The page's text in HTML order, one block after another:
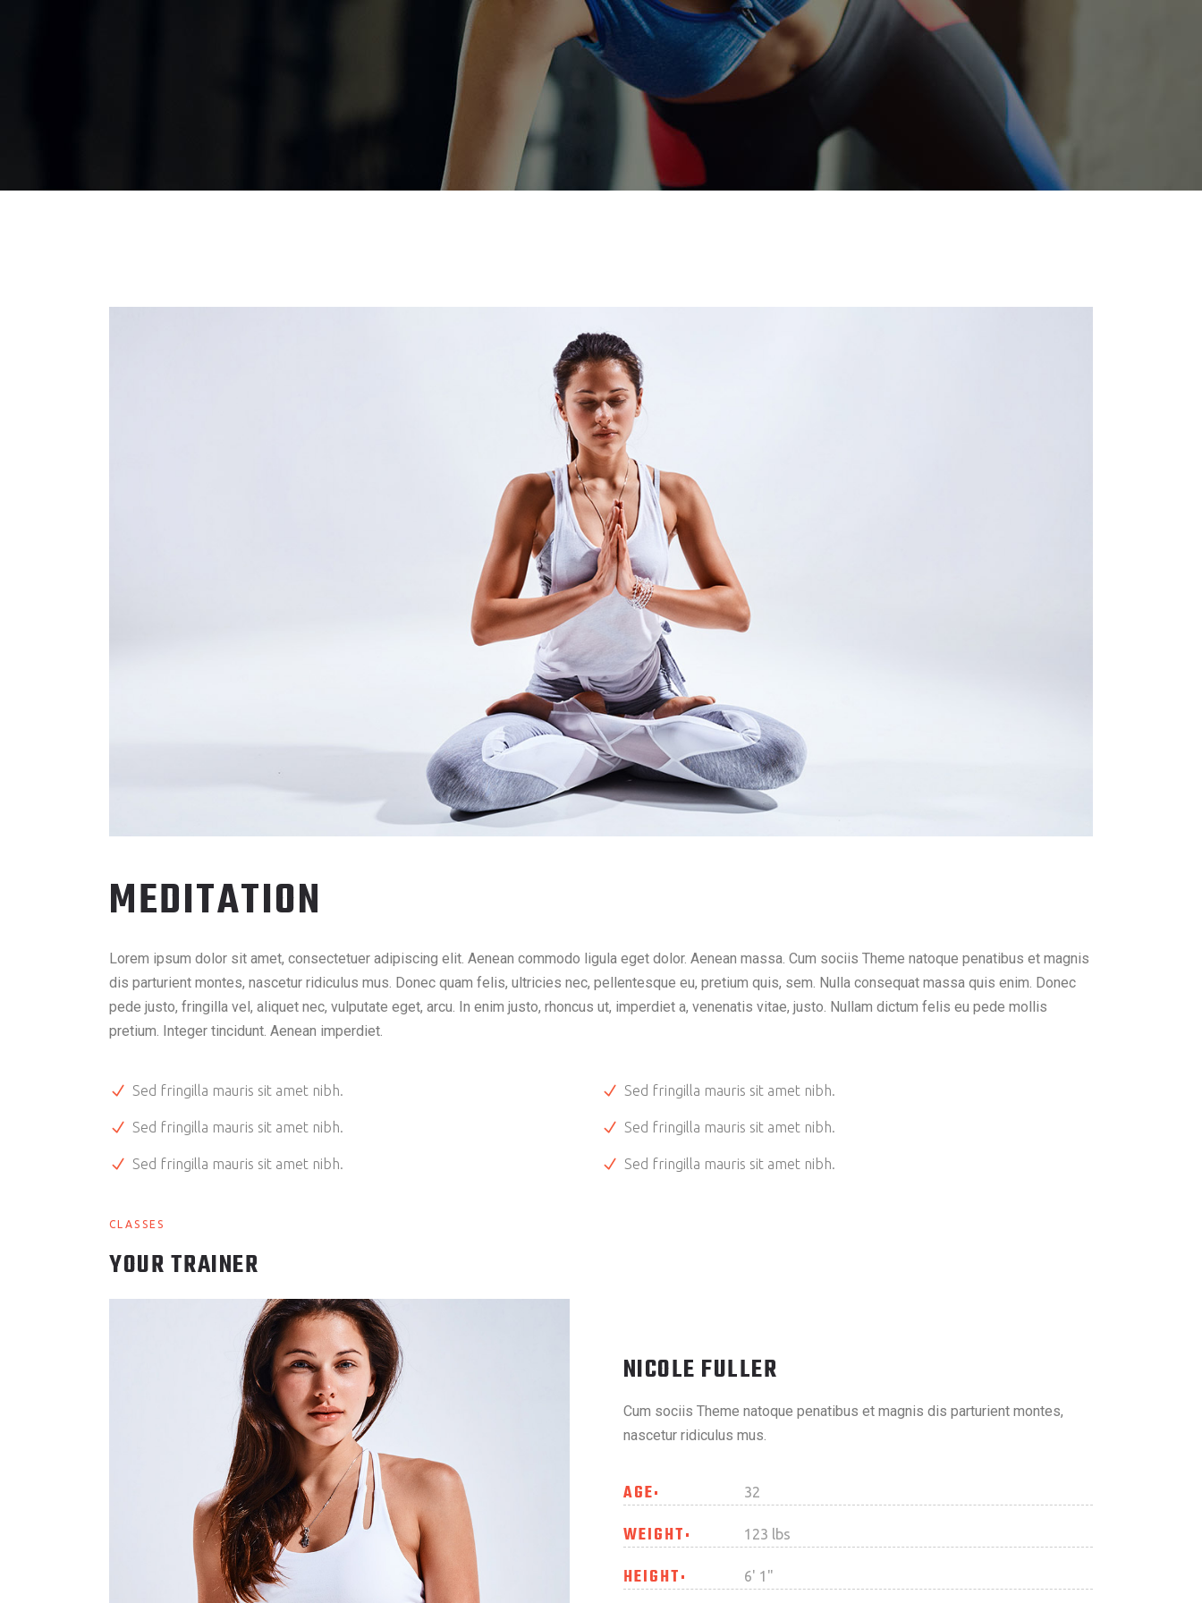
MEDITATION
Lorem ipsum dolor sit amet, consectetuer adipiscing elit. Aenean commodo ligula eget dolor. Aenean massa. Cum sociis Theme natoque penatibus et magnis
dis parturient montes, nascetur ridiculus mus. Donec quam felis, ultricies nec, pellentesque eu, pretium quis, sem. Nulla consequat massa quis enim. Donec
pede justo, fringilla vel, aliquet nec, vulputate eget, arcu. In enim justo, rhoncus ut, imperdiet a, venenatis vitae, justo. Nullam dictum felis eu pede mollis
pretium. Integer tincidunt. Aenean imperdiet.
Sed fringilla mauris sit amet nibh.
Sed fringilla mauris sit amet nibh.
Sed fringilla mauris sit amet nibh.
Sed fringilla mauris sit amet nibh.
Sed fringilla mauris sit amet nibh.
Sed fringilla mauris sit amet nibh.
CLASSES
YOUR TRAINER
NICOLE FULLER
Cum sociis Theme natoque penatibus et magnis dis parturient montes,
nascetur ridiculus mus.
AGE 32
WEIGHT 123 lbs
HEIGHT 6' 1"